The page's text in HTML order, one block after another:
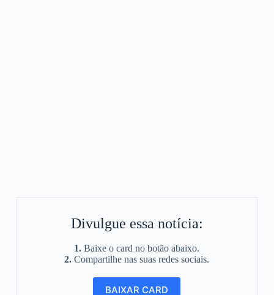
Divulgue essa notícia:
1. Baixe o card no botão abaixo.
2. Compartilhe nas suas redes sociais.